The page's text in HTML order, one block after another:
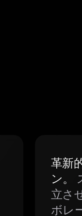
革新
ン。
立さ
ボレ